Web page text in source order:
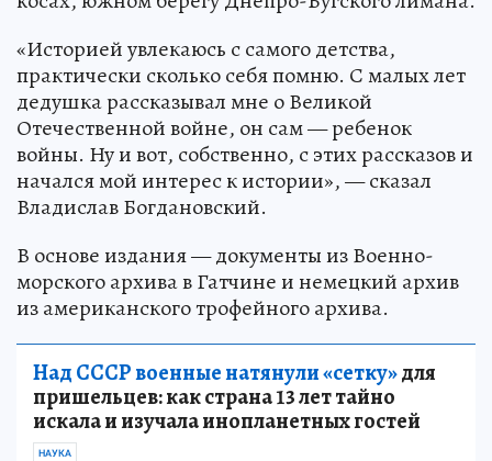
«Историей увлекаюсь с самого детства,
практически сколько себя помню. С малых лет
дедушка рассказывал мне о Великой
Отечественной войне, он сам — ребенок
войны. Ну и вот, собственно, с этих рассказов и
начался мой интерес к истории», — сказал
Владислав Богдановский.
В основе издания — документы из Военно-
морского архива в Гатчине и немецкий архив
из американского трофейного архива.
Над СССР военные натянули «сетку»для
пришельцев: как страна 13 лет тайно
искала и изучала инопланетных гостей
НАУКА